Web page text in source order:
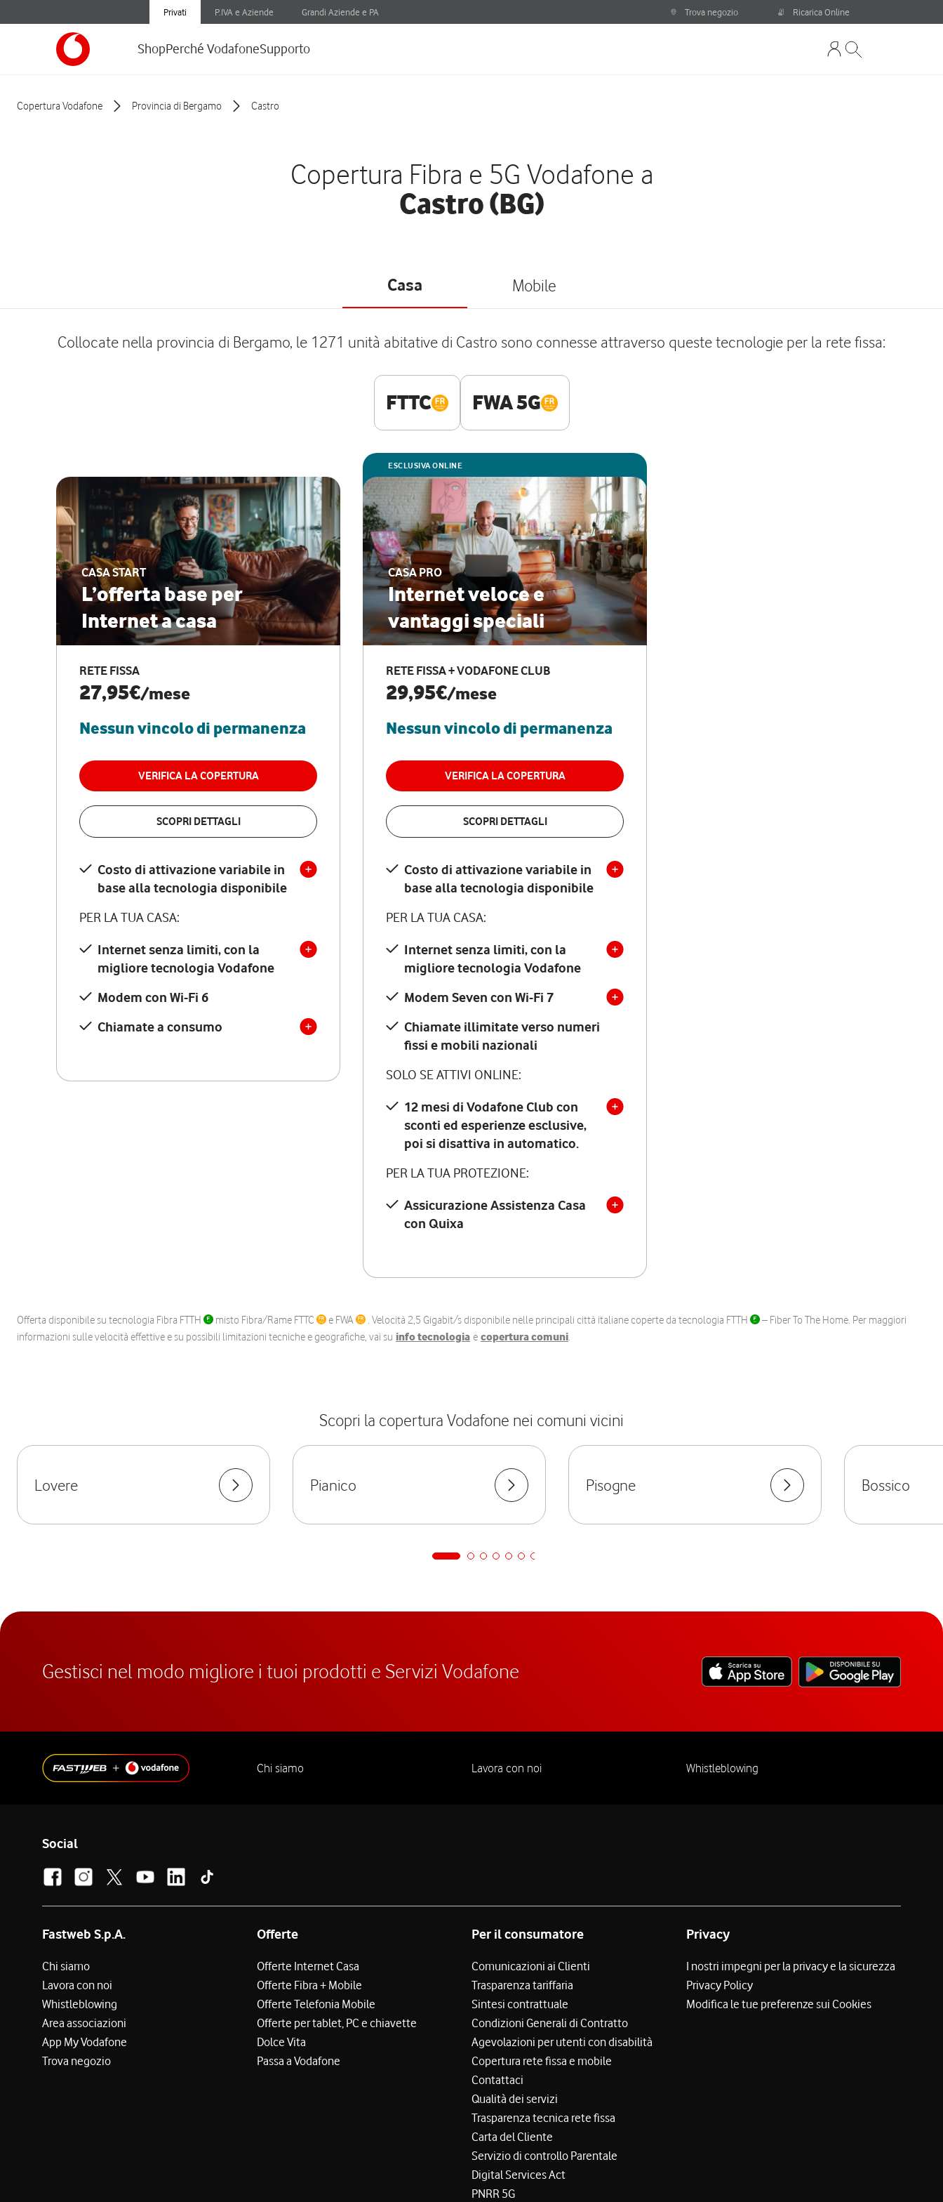
Privati P.IVA e Aziende Grandi Aziende e PA Trova negozio Ricarica Online
ShopPerché VodafoneSupporto
Copertura Vodafone Provincia di Bergamo Castro
Copertura Fibra e 5G Vodafone a
Castro (BG)
Casa Mobile
Collocate nella provincia di Bergamo, le 1271 unità abitative di Castro sono connesse attraverso queste tecnologie per la rete fissa:
FTTC FWA 5G
CASA START
L’offerta base per
Internet a casa
RETE FISSA
27,95€/mese
Nessun vincolo di permanenza
VERIFICA LA COPERTURA
SCOPRI DETTAGLI
Costo di attivazione variabile in
base alla tecnologia disponibile
PER LA TUA CASA:
Internet senza limiti, con la
migliore tecnologia Vodafone
Modem con Wi-Fi 6
Chiamate a consumo
ESCLUSIVA ONLINE
CASA PRO
Internet veloce e
vantaggi speciali
RETE FISSA + VODAFONE CLUB
29,95€/mese
Nessun vincolo di permanenza
VERIFICA LA COPERTURA
SCOPRI DETTAGLI
Costo di attivazione variabile in
base alla tecnologia disponibile
PER LA TUA CASA:
Internet senza limiti, con la
migliore tecnologia Vodafone
Modem Seven con Wi-Fi 7
Chiamate illimitate verso numeri
fissi e mobili nazionali
SOLO SE ATTIVI ONLINE:
12 mesi di Vodafone Club con
sconti ed esperienze esclusive,
poi si disattiva in automatico.
PER LA TUA PROTEZIONE:
Assicurazione Assistenza Casa
con Quixa
Offerta disponibile su tecnologia Fibra FTTH misto Fibra/Rame FTTC e FWA . Velocità 2,5 Gigabit/s disponibile nelle principali città italiane coperte da tecnologia FTTH
– Fiber To The Home. Per maggiori
informazioni sulle velocità effettive e su possibili limitazioni tecniche e geografiche, vai su info tecnologia e copertura comuni.
Scopri la copertura Vodafone nei comuni vicini
Lovere Pianico Pisogne Bossico
Gestisci nel modo migliore i tuoi prodotti e Servizi Vodafone
Chi siamo Lavora con noi Whistleblowing
Social
Fastweb S.p.A.
Chi siamo
Lavora con noi
Whistleblowing
Area associazioni
App My Vodafone
Trova negozio
Offerte
Offerte Internet Casa
Offerte Fibra + Mobile
Offerte Telefonia Mobile
Offerte per tablet, PC e chiavette
Dolce Vita
Passa a Vodafone
Per il consumatore
Comunicazioni ai Clienti
Trasparenza tariffaria
Sintesi contrattuale
Condizioni Generali di Contratto
Agevolazioni per utenti con disabilità
Copertura rete fissa e mobile
Contattaci
Qualità dei servizi
Trasparenza tecnica rete fissa
Carta del Cliente
Servizio di controllo Parentale
Digital Services Act
PNRR 5G
Privacy
I nostri impegni per la privacy e la sicurezza
Privacy Policy
Modifica le tue preferenze sui Cookies